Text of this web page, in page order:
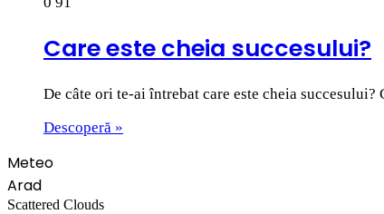
Care este cheia succesului?
De câte ori te-ai întrebat care este cheia
Descoperă »
Meteo
Arad
Scattered Clouds